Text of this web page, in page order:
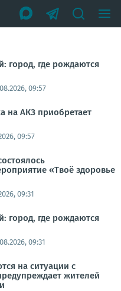
город, где рождаются
09:57
на АКЗ приобретает
09:57
«Твоё здоровье
09:31
город, где рождаются
09:31
на ситуации с
жителей